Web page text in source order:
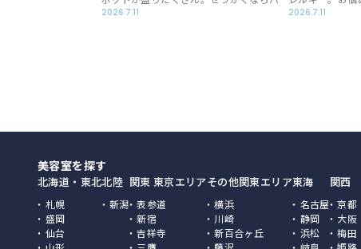
ッチリヘアセットしてお出掛けしたいで
2026.7.11
でしょうか。札
があるんです
と、ことある
2026.7.11
美容室を探す
北海道・東北
札幌
盛岡
仙台
北陸
新潟
関東 東京エリア
表参道
新宿
吉祥寺
その他関東エリア
横浜
川崎
新百合ヶ丘
東海
名古屋
静岡
浜松
関西
京都
大阪
梅田